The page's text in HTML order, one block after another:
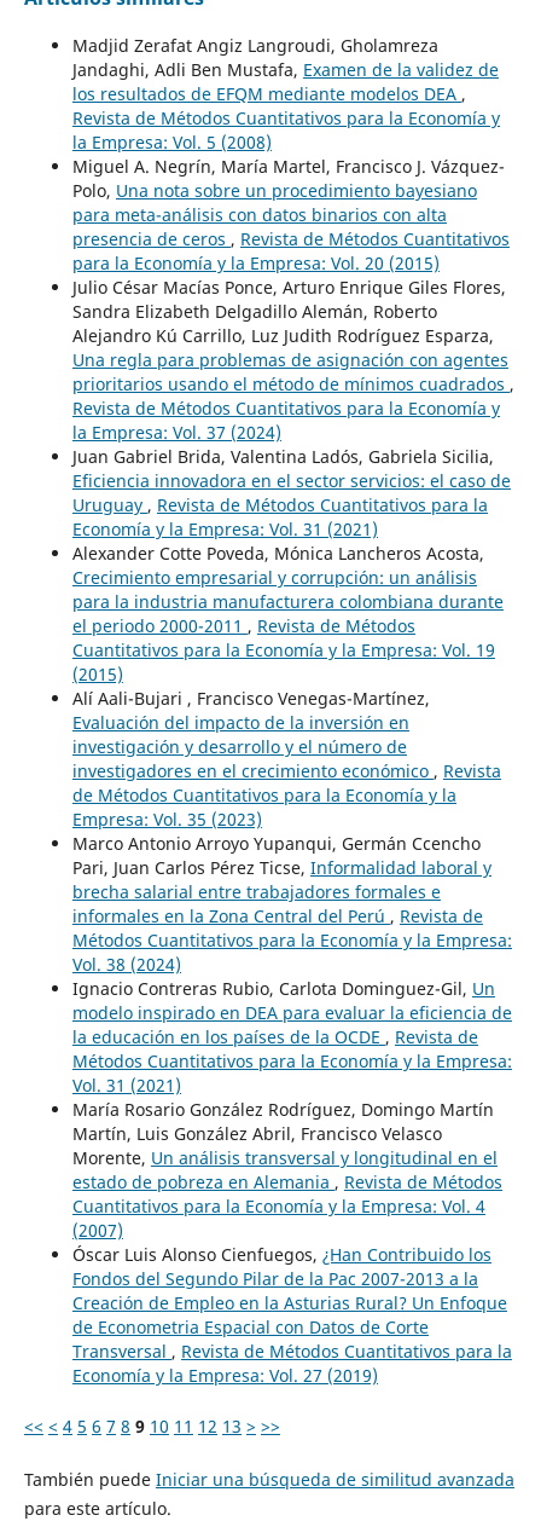
Madjid Zerafat Angiz Langroudi, Gholamreza
Jandaghi, Adli Ben Mustafa, Examen de la validez de
los resultados de EFQM mediante modelos DEA ,
Revista de Métodos Cuantitativos para la Economía y
la Empresa: Vol. 5 (2008)
Miguel A. Negrín, María Martel, Francisco J. Vázquez-
Polo, Una nota sobre un procedimiento bayesiano
para meta-análisis con datos binarios con alta
presencia de ceros , Revista de Métodos Cuantitativos
para la Economía y la Empresa: Vol. 20 (2015)
Julio César Macías Ponce, Arturo Enrique Giles Flores,
Sandra Elizabeth Delgadillo Alemán, Roberto
Alejandro Kú Carrillo, Luz Judith Rodríguez Esparza,
Una regla para problemas de asignación con agentes
prioritarios usando el método de mínimos cuadrados ,
Revista de Métodos Cuantitativos para la Economía y
la Empresa: Vol. 37 (2024)
Juan Gabriel Brida, Valentina Ladós, Gabriela Sicilia,
Eficiencia innovadora en el sector servicios: el caso de
Uruguay , Revista de Métodos Cuantitativos para la
Economía y la Empresa: Vol. 31 (2021)
Alexander Cotte Poveda, Mónica Lancheros Acosta,
Crecimiento empresarial y corrupción: un análisis
para la industria manufacturera colombiana durante
el periodo 2000-2011 , Revista de Métodos
Cuantitativos para la Economía y la Empresa: Vol. 19
(2015)
Alí Aali-Bujari , Francisco Venegas-Martínez,
Evaluación del impacto de la inversión en
investigación y desarrollo y el número de
investigadores en el crecimiento económico , Revista
de Métodos Cuantitativos para la Economía y la
Empresa: Vol. 35 (2023)
Marco Antonio Arroyo Yupanqui, Germán Ccencho
Pari, Juan Carlos Pérez Ticse, Informalidad laboral y
brecha salarial entre trabajadores formales e
informales en la Zona Central del Perú , Revista de
Métodos Cuantitativos para la Economía y la Empresa:
Vol. 38 (2024)
Ignacio Contreras Rubio, Carlota Dominguez-Gil, Un
modelo inspirado en DEA para evaluar la eficiencia de
la educación en los países de la OCDE , Revista de
Métodos Cuantitativos para la Economía y la Empresa:
Vol. 31 (2021)
María Rosario González Rodríguez, Domingo Martín
Martín, Luis González Abril, Francisco Velasco
Morente, Un análisis transversal y longitudinal en el
estado de pobreza en Alemania , Revista de Métodos
Cuantitativos para la Economía y la Empresa: Vol. 4
(2007)
Óscar Luis Alonso Cienfuegos, ¿Han Contribuido los
Fondos del Segundo Pilar de la Pac 2007-2013 a la
Creación de Empleo en la Asturias Rural? Un Enfoque
de Econometria Espacial con Datos de Corte
Transversal , Revista de Métodos Cuantitativos para la
Economía y la Empresa: Vol. 27 (2019)
<< < 4 5 6 7 8 9 10 11 12 13 > >>
También puede Iniciar una búsqueda de similitud avanzada
para este artículo.